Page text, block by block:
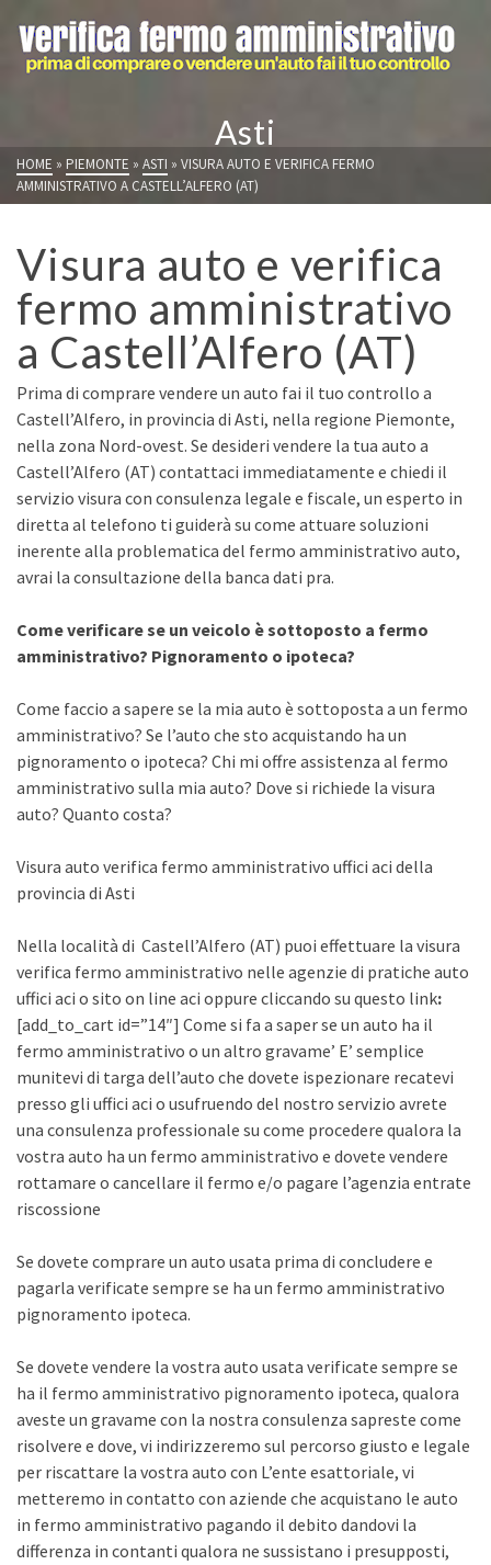
Asti
HOME » PIEMONTE » ASTI » VISURA AUTO E VERIFICA FERMO
AMMINISTRATIVO A CASTELL’ALFERO (AT)
Visura auto e verifica
fermo amministrativo
a Castell’Alfero (AT)
Prima di comprare vendere un auto fai il tuo controllo a
Castell’Alfero, in provincia di Asti, nella regione Piemonte,
nella zona Nord-ovest. Se desideri vendere la tua auto a
Castell’Alfero (AT) contattaci immediatamente e chiedi il
servizio visura con consulenza legale e fiscale, un esperto in
diretta al telefono ti guiderà su come attuare soluzioni
inerente alla problematica del fermo amministrativo auto,
avrai la consultazione della banca dati pra.
Come verificare se un veicolo è sottoposto a fermo
amministrativo? Pignoramento o ipoteca?
Come faccio a sapere se la mia auto è sottoposta a un fermo
amministrativo? Se l’auto che sto acquistando ha un
pignoramento o ipoteca? Chi mi offre assistenza al fermo
amministrativo sulla mia auto? Dove si richiede la visura
auto? Quanto costa?
Visura auto verifica fermo amministrativo uffici aci della
provincia di Asti
Nella località di Castell’Alfero (AT) puoi effettuare la visura
verifica fermo amministrativo nelle agenzie di pratiche auto
uffici aci o sito on line aci oppure cliccando su questo link:
[add_to_cart id=”14″] Come si fa a saper se un auto ha il
fermo amministrativo o un altro gravame’ E’ semplice
munitevi di targa dell’auto che dovete ispezionare recatevi
presso gli uffici aci o usufruendo del nostro servizio avrete
una consulenza professionale su come procedere qualora la
vostra auto ha un fermo amministrativo e dovete vendere
rottamare o cancellare il fermo e/o pagare l’agenzia entrate
riscossione
Se dovete comprare un auto usata prima di concludere e
pagarla verificate sempre se ha un fermo amministrativo
pignoramento ipoteca.
Se dovete vendere la vostra auto usata verificate sempre se
ha il fermo amministrativo pignoramento ipoteca, qualora
aveste un gravame con la nostra consulenza sapreste come
risolvere e dove, vi indirizzeremo sul percorso giusto e legale
per riscattare la vostra auto con L’ente esattoriale, vi
metteremo in contatto con aziende che acquistano le auto
in fermo amministrativo pagando il debito dandovi la
differenza in contanti qualora ne sussistano i presupposti,